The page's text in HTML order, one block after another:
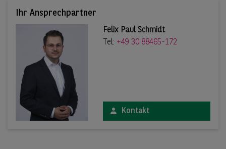
Ihr Ansprechpartner
Felix Paul Schmidt
Tel: +49 30 88465-172
Kontakt